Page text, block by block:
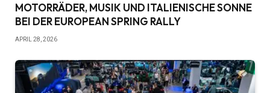
MOTORRÄDER, MUSIK UND ITALIENISCHE SONNE
BEI DER EUROPEAN SPRING RALLY
APRIL 28, 2026